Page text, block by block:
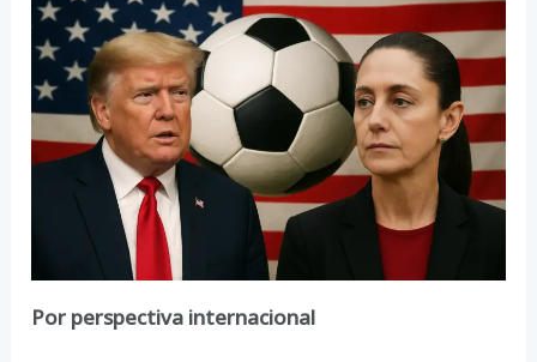
Por perspectiva internacional